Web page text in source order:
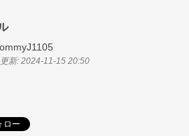
新: 2024-11-15 20:50
ロー